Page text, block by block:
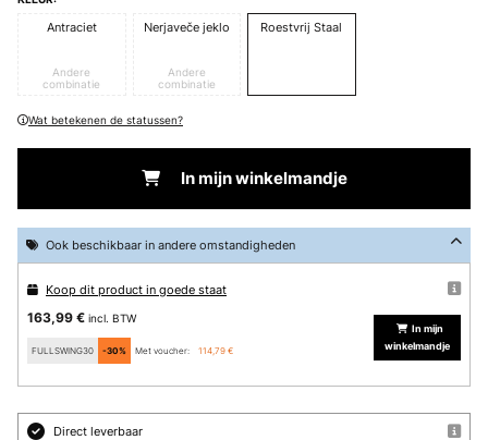
Antraciet
Andere
combinatie
Nerjaveče jeklo
Andere
combinatie
Roestvrij Staal
Wat betekenen de statussen?
In mijn winkelmandje
Ook beschikbaar in andere omstandigheden
Koop dit product in goede staat
163,99 € incl. BTW
FULLSWING30 -30% Met voucher: 114,79 €
In mijn
winkelmandje
Direct leverbaar